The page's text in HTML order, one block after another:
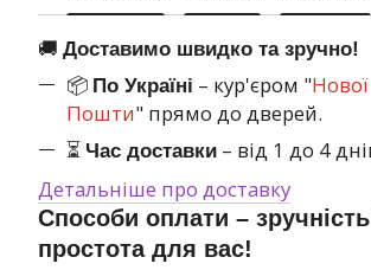
🚚 Доставимо швидко та зручно!
📦 По Україні – кур'єром "Нової
Пошти" прямо до дверей.
⏳ Час доставки – від 1 до 4
Детальніше про доставку
Способи оплати – зручність
простота для вас!